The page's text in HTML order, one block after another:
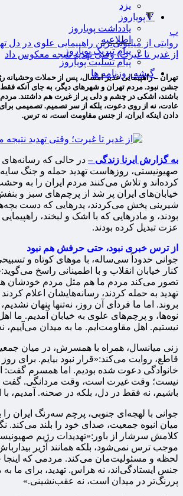
یزد
🔻پویاروز
یادداشت پویاروز
اطلاعیه
پیام تبریک پویاروز
پیام تسلیت پویاروز
گیشه روزنامه ها
پ
روایتی از میلیونی‌ترین راهپیمایی علوی در دل
از غدیر تا غیرت؛ وقتی تهدید نتیجه معکوس داد
تهران – راهپیمایی غدیر امسال، پس از حملات
جشن نبود. مردم تهران و شهرهای دیگر، به جای آنکه فقط
باشند، اشکی در چشم و دلی پر از غیرت هم داشتند. مردم
عادت، نه از روی دعوت، بلکه از سر تصمیم. تصمیمی
دادن اینکه ایران، از جنس مقاومت است، نه ترس.
به گزارش ایرنا زندگی –در حالی که رسانه‌های
صهیونیستی، روزهاست تهدید حمله و جنگ
کرده‌اند و تلاش می‌کنند مردم ایران را به وحشت
خیابان‌های ایران پر شد از پرچم‌های سبز و
شیرینی پخش می‌کردند، پدرهایی که دست
بودند، و مادرهایی که با اشک و لبخند،
عزت تبدیل کرده بودند.
از ترس خبری نبود، حتی حرفش هم نبود
جوانی حدوداً سی‌ساله، با موهای کوتاه و
کنار خیابان انقلاب و با اطمینانی راسخ
تصور می‌کند مردم ما هم مثل مردم خودشان
تهدید به حمله کردند، رسانه‌هایشان اعلام کردند
بروند. اما ما فردای آن روز، نه‌تنها پنهان
نوه‌ها، و پرچم‌های علوی به خیابان آمدیم. ما
نیستیم. اهل مقاومت‌ایم. ما به میدان می‌آییم،
زنی میانسال، همراه با همسرش، در میان
قاطع، روایت می‌کند:«قرار نبود بیایم. برای
خانوادگی دعوت شده بودیم. اما همسرم گفت:
نیست؛ وقت غیرت است، وقت مردانگی. گفت
باشیم، نه فقط در دل، بلکه در صحنه. آمدیم، با
جوانی با لهجه‌ای جنوبی، پرچم سه‌رنگ ایران را
میان انبوه جمعیت، صدای خود را بلند
کلامش سرشار از باور:«تهدیدات رژیم
موجب ترس نمی‌شود، بلکه همانند آژیر
لحظه و مسئولیت‌مان می‌کند. مردمی که اینجا
جنس ایستادگی‌اند، نه هراس. تهدید، برای ما
پررنگ‌تر در میدان است، نه عقب‌نشینی.»